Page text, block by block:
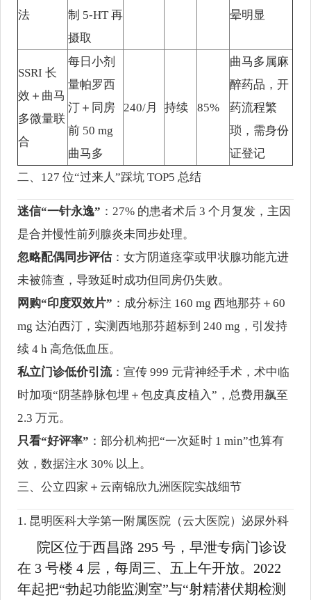
法
制 5-HT 再
摄取
晕明显
SSRI 长
效＋曲马
多微量联
合
每日小剂
量帕罗西
汀＋同房
前 50 mg
曲马多
240/月 持续 85%
曲马多属麻
醉药品，开
药流程繁
琐，需身份
证登记
二、127 位“过来人”踩坑 TOP5 总结
迷信“一针永逸” ：27% 的患者术后 3 个月复发，主因
是合并慢性前列腺炎未同步处理。
忽略配偶同步评估：女方阴道痉挛或甲状腺功能亢进
未被筛查，导致延时成功但同房仍失败。
网购“印度双效片” ：成分标注 160 mg 西地那芬＋60
mg 达泊西汀，实测西地那芬超标到 240 mg，引发持
续 4 h 高危低血压。
私立门诊低价引流：宣传 999 元背神经手术，术中临
时加项“阴茎静脉包埋＋包皮真皮植入”，总费用飙至
2.3 万元。
只看“好评率” ：部分机构把“一次延时 1 min”也算有
效，数据注水 30% 以上。
三、公立四家＋云南锦欣九洲医院实战细节
1. 昆明医科大学第一附属医院（云大医院）泌尿外科
院区位于西昌路 295 号，早泄专病门诊设
在 3 号楼 4 层，每周三、五上午开放。2022
年起把“勃起功能监测室”与“射精潜伏期检测